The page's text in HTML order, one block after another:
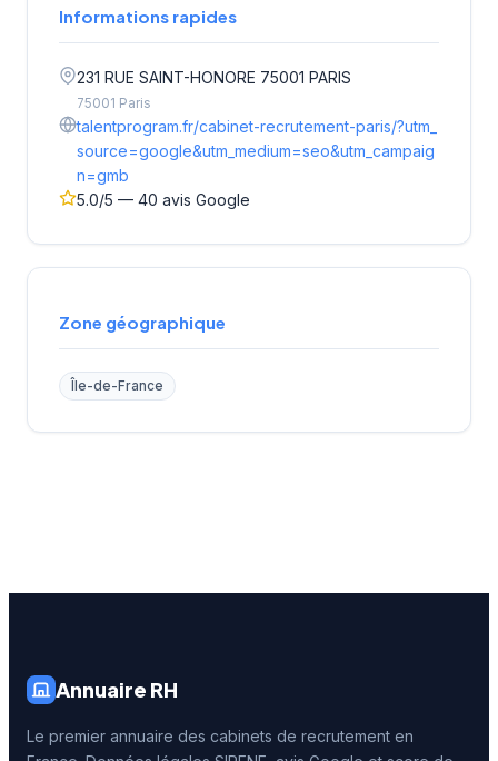
Informations rapides
231 RUE SAINT-HONORE 75001 PARIS
75001 Paris
talentprogram.fr/cabinet-recrutement-paris/?utm_
source=google&utm_medium=seo&utm_campaig
n=gmb
5.0/5 — 40 avis Google
Zone géographique
Île-de-France
Annuaire RH
Le premier annuaire des cabinets de recrutement en